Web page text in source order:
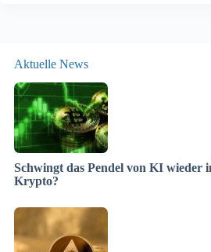
Aktuelle News
Schwingt das Pendel von KI wieder
Krypto?